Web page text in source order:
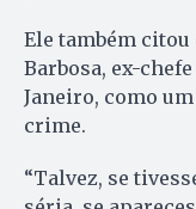
Ele também citou
Barbosa, ex-
Janeiro, como
crime.
“Talvez, se